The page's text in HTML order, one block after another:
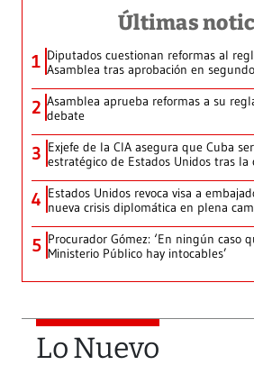
Últimas
1 Diputados cuestionan reformas al
Asamblea tras aprobación en
2 Asamblea aprueba reformas a su
debate
3 Exjefe de la CIA asegura que Cuba
estratégico de Estados Unidos tras la
4 Estados Unidos revoca visa a
nueva crisis diplomática en plena
5 Procurador Gómez: ‘En ningún caso
Ministerio Público hay intocables’
Lo Nuevo